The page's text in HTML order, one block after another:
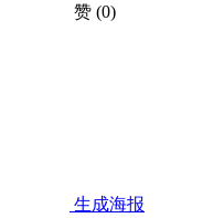
赞 (0)
生成海报